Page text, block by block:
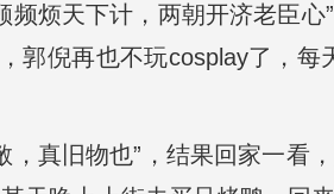
烦天下计，两朝开济老臣
倪再也不玩cosplay了，每
真旧物也”，结果回家一看